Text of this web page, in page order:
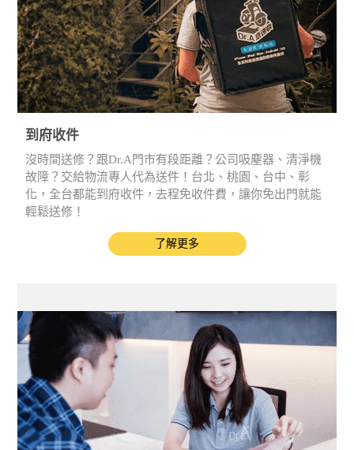
到府收件
沒時間送修？跟Dr.A門市有段距離？公司吸塵器、清淨機
故障？交給物流專人代為送件！台北、桃園、台中、彰
化，全台都能到府收件，去程免收件費，讓你免出門就能
輕鬆送修！
了解更多